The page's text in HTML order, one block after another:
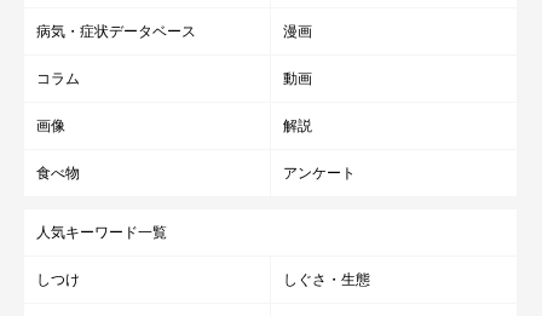
んとの暮らしは、毎日がとても楽しそうですね！
※この記事は投稿者さまにご了承をいただいたうえで制作してい
ます。
病気・症状データベース 漫画
コラム 動画
画像 解説
食べ物 アンケート
人気キーワード一覧
しつけ しぐさ・生態